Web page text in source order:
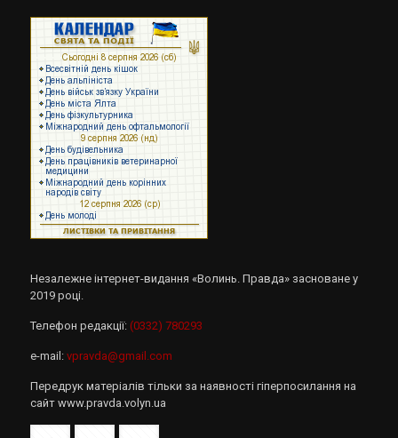
Незалежне інтернет-видання «Волинь. Правда» засноване у
2019 році.
Телефон редакції: (0332) 780293
e-mail: vpravda@gmail.com
Передрук матеріалів тільки за наявності гіперпосилання на
сайт www.pravda.volyn.ua